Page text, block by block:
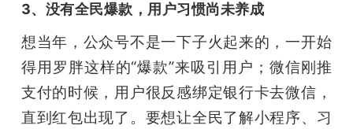
3、没有全民爆款，用户习惯尚未养成
想当年，公众号不是一下子火起来的，一开始
得用罗胖这样的“爆款”来吸引用户；微信刚推
支付的时候，用户很反感绑定银行卡去微信，
直到红包出现了。要想让全民了解小程序、习